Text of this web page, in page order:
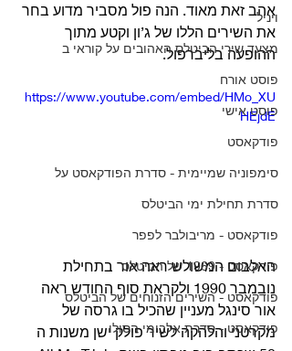
ויניל
מצעד שירי הביטלס האהובים על קוראי ב
פוסט אורח
פוסט אישי
פודקאסט
סימפוניה שמיימית - סדרת הפודקאסט על
סדרת תחילת ימי הביטלס
פודקאסט - מריבולבר לפפר
פודקאסט - 1969 של הביטלס
פודקאסט - השירים הזנוחים של הביטלס
פודקאסט - סדרת אלבומי הסולו
אהב זאת מאוד. הנה פול מסביר מדוע בחר
את השירים הללו של ג’ון וקטע מתוך
ההופעה בליברפול.
https://www.youtube.com/embed/HMo_XU
HEjdE
האלבום המשולש ראה אור בתחילת
נובמבר 1990 ולקראת סוף החודש ראה
אור סינגל מעניין שהכיל בו גרסה של
מקרטני והלהקה לשיר פולק ישן משנות ה